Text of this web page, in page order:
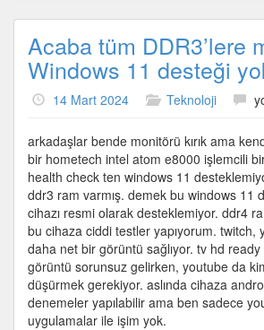
Acaba tüm DDR3’lere
Windows 11 desteği
14 Mart 2024 Teknoloji
arkadaşlar bende monitörü kırık ama
bir hometech intel atom e8000 işlemcili
health check ten windows 11
ddr3 ram varmış. demek bu windows 11
cihazı resmi olarak desteklemiyor. ddr4
bu cihaza ciddi testler yapıyorum. twitch,
daha net bir görüntü sağlıyor. tv hd
görüntü sorunsuz gelirken, youtube da
düşürmek gerekiyor. aslında cihaza
denemeler yapılabilir ama ben sadece
uygulamalar ile işim yok.